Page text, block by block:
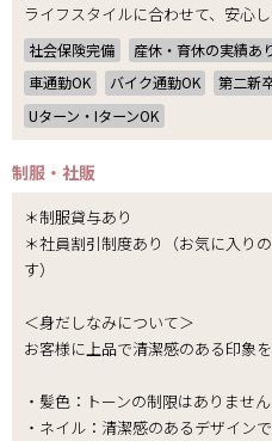
ライフスタイルに合わせて、安心
社会保険完備 産休・育休の実績あ
車通勤OK
バイク通勤OK 第二新
Uターン・IターンOK
制服・社販
＊制服貸与あり
＊社員割引制度あり（お気に入り
す）
＜身だしなみについて＞
お客様に上品で清潔感のある印象
・髪色：トーンの制限はありません
・ネイル：清潔感のあるデザイン